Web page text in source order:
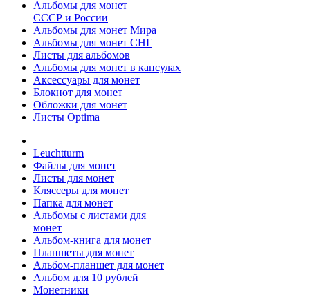
Альбомы для монет
СССР и России
Альбомы для монет Мира
Альбомы для монет СНГ
Листы для альбомов
Альбомы для монет в капсулах
Аксессуары для монет
Блокнот для монет
Обложки для монет
Листы Optima
Leuchtturm
Файлы для монет
Листы для монет
Кляссеры для монет
Папка для монет
Альбомы с листами для
монет
Альбом-книга для монет
Планшеты для монет
Альбом-планшет для монет
Альбом для 10 рублей
Монетники